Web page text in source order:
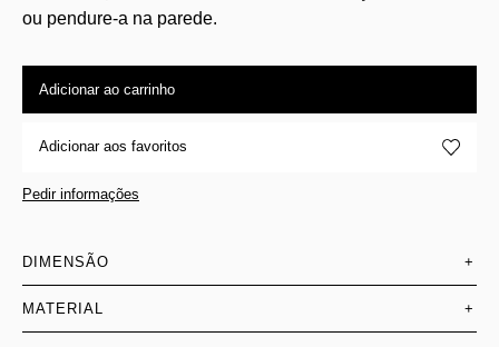
ou pendure-a na parede.
Adicionar ao carrinho
Adicionar aos favoritos
Pedir informações
DIMENSÃO +
MATERIAL +